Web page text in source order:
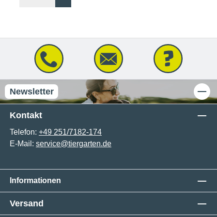
Newsletter
Kontakt
Telefon: +49 251/7182-174
E-Mail: service@tiergarten.de
Informationen
Versand